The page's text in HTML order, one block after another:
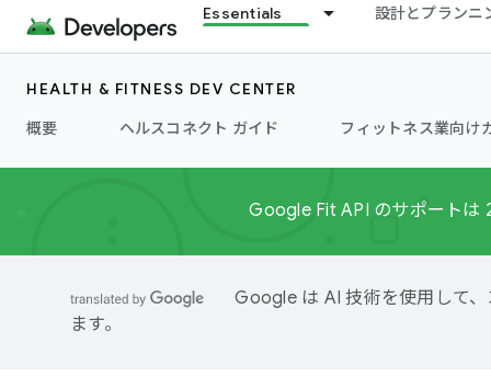
Essentials 設計とプランニ
HEALTH & FITNESS DEV CENTER
概要
ヘルスコネクト ガイド フィットネス業向け
Google Fit API のサポートは
Google は AI 技術を使用して
ます。